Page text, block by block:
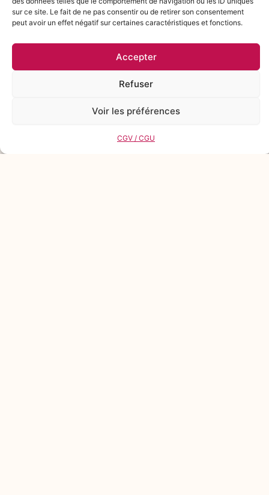
Gérer le consentement aux
Pour offrir les meilleures expériences, nous utilisons des technologies telles
que les cookies pour stocker et/ou accéder aux informations des appareils.
Le fait de consentir à ces technologies nous permettra de traiter des
données telles que le comportement de navigation ou les ID uniques sur ce
un effet négatif sur certaines caractéristiques et fonctions.
Accepter